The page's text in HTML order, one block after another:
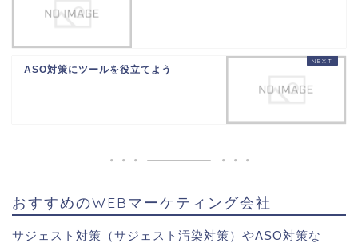
ASO対策にツールを役立てよう
おすすめのWEBマーケティング会社
サジェスト対策（サジェスト汚染対策）やASO対策な